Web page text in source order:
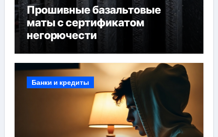
Прошивные базальтовые
маты с сертификатом
негорючести
Банки и кредиты